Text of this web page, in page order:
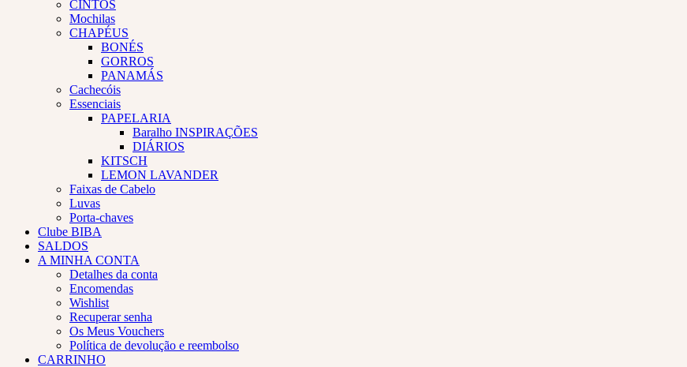
CINTOS
Mochilas
CHAPÉUS
BONÉS
GORROS
PANAMÁS
Cachecóis
Essenciais
PAPELARIA
Baralho INSPIRAÇÕES
DIÁRIOS
KITSCH
LEMON LAVANDER
Faixas de Cabelo
Luvas
Porta-chaves
Clube BIBA
SALDOS
A MINHA CONTA
Detalhes da conta
Encomendas
Wishlist
Recuperar senha
Os Meus Vouchers
Política de devolução e reembolso
CARRINHO